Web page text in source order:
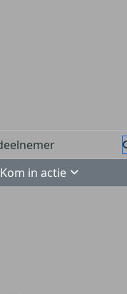
Kom in actie